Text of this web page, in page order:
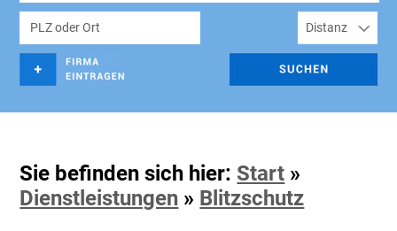
Sie befinden sich hier: Start »
Dienstleistungen » Blitzschutz